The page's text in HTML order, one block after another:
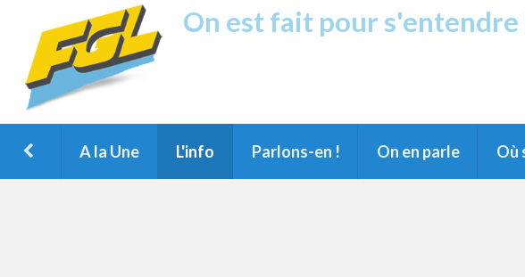
On est fait pour s'entendre
A la Une L'info Parlons-en ! On en parle Où